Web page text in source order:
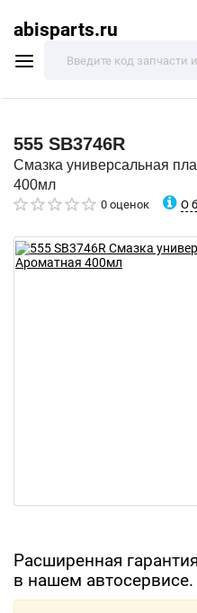
abisparts.ru
555 SB3746R
Смазка универсальная
400мл
0 оценок О
Расширенная
в нашем автосервисе.